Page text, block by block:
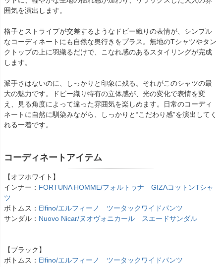
囲気を演出します。
格子とストライプが交差するようなドビー織りの表情が、シンプル
なコーディネートにも自然な奥行きをプラス。無地のTシャツやタン
クトップの上に羽織るだけで、こなれ感のあるスタイリングが完成
します。
派手さはないのに、しっかりと印象に残る。それがこのシャツの最
大の魅力です。ドビー織り特有の立体感が、光の変化で表情を変
え、見る角度によって違った雰囲気を楽しめます。日常のコーディ
ネートに自然に馴染みながら、しっかりと“こだわり感”を演出してく
れる一着です。
コーディネートアイテム
【オフホワイト】
インナー： FORTUNA HOMME/フォルトゥナ GIZAコットンTシャ
ツ
ボトムス： Elfino/エルフィーノ ツータックワイドパンツ
サンダル： Nuovo Nicar/ヌオヴォニカール スエードサンダル
【ブラック】
ボトムス： Elfino/エルフィーノ ツータックワイドパンツ